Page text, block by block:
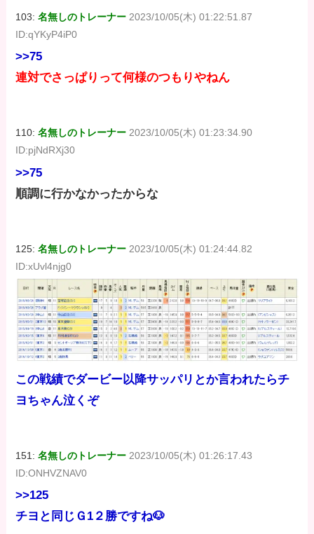
103:名無しのトレーナー 2023/10/05(木) 01:22:51.87
ID:qYKyP4iP0
>>75
連対でさっぱりって何様のつもりやねん
110:名無しのトレーナー 2023/10/05(木) 01:23:34.90
ID:pjNdRXj30
>>75
順調に行かなかったからな
125:名無しのトレーナー 2023/10/05(木) 01:24:44.82
ID:xUvl4njg0
この戦績でダービー以降サッパリとか言われたらチ
ヨちゃん泣くぞ
151:名無しのトレーナー 2023/10/05(木) 01:26:17.43
ID:ONHVZNAV0
>>125
チヨと同じＧ1２勝ですね🐶